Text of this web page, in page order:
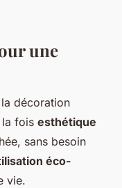
une
décoration
la fois esthétique
sans besoin
éco-
vie.